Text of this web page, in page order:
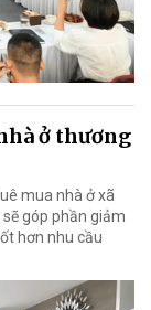
ở thương
mua nhà ở xã
góp phần giảm
hơn nhu cầu